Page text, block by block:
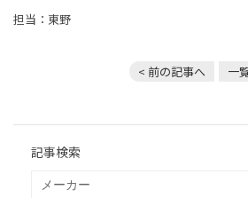
担当：東野
< 前の記事へ 一
記事検索